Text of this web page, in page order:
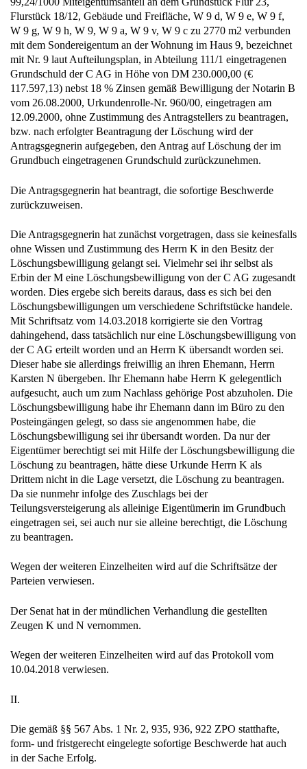
Flurstück 18/12, Gebäude und Freifläche, W 9 d, W 9 e, W 9 f,
W 9 g, W 9 h, W 9, W 9 a, W 9 v, W 9 c zu 2770 m2 verbunden
mit dem Sondereigentum an der Wohnung im Haus 9, bezeichnet
mit Nr. 9 laut Aufteilungsplan, in Abteilung 111/1 eingetragenen
Grundschuld der C AG in Höhe von DM 230.000,00 (€
117.597,13) nebst 18 % Zinsen gemäß Bewilligung der Notarin B
vom 26.08.2000, Urkundenrolle-Nr. 960/00, eingetragen am
12.09.2000, ohne Zustimmung des Antragstellers zu beantragen,
bzw. nach erfolgter Beantragung der Löschung wird der
Antragsgegnerin aufgegeben, den Antrag auf Löschung der im
Grundbuch eingetragenen Grundschuld zurückzunehmen.
zurückzuweisen.
ohne Wissen und Zustimmung des Herrn K in den Besitz der
Löschungsbewilligung gelangt sei. Vielmehr sei ihr selbst als
Erbin der M eine Löschungsbewilligung von der C AG zugesandt
worden. Dies ergebe sich bereits daraus, dass es sich bei den
Löschungsbewilligungen um verschiedene Schriftstücke handele.
Mit Schriftsatz vom 14.03.2018 korrigierte sie den Vortrag
dahingehend, dass tatsächlich nur eine Löschungsbewilligung von
der C AG erteilt worden und an Herrn K übersandt worden sei.
Dieser habe sie allerdings freiwillig an ihren Ehemann, Herrn
Karsten N übergeben. Ihr Ehemann habe Herrn K gelegentlich
aufgesucht, auch um zum Nachlass gehörige Post abzuholen. Die
Löschungsbewilligung habe ihr Ehemann dann im Büro zu den
Posteingängen gelegt, so dass sie angenommen habe, die
Löschungsbewilligung sei ihr übersandt worden. Da nur der
Eigentümer berechtigt sei mit Hilfe der Löschungsbewilligung die
Löschung zu beantragen, hätte diese Urkunde Herrn K als
Drittem nicht in die Lage versetzt, die Löschung zu beantragen.
Da sie nunmehr infolge des Zuschlags bei der
Teilungsversteigerung als alleinige Eigentümerin im Grundbuch
eingetragen sei, sei auch nur sie alleine berechtigt, die Löschung
zu beantragen.
Parteien verwiesen.
Zeugen K und N vernommen.
10.04.2018 verwiesen.
form- und fristgerecht eingelegte sofortige Beschwerde hat auch
in der Sache Erfolg.